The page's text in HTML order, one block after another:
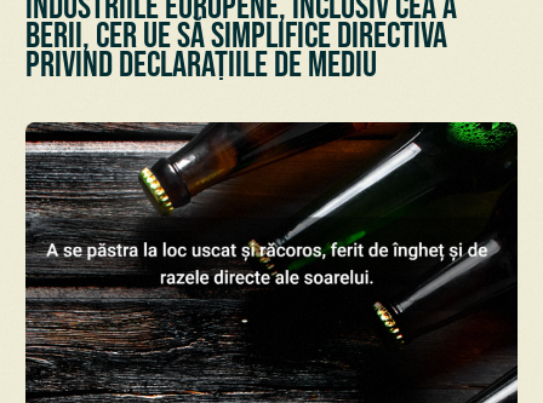
berii, cer UE să simplifice Directiva
privind declarațiile de mediu